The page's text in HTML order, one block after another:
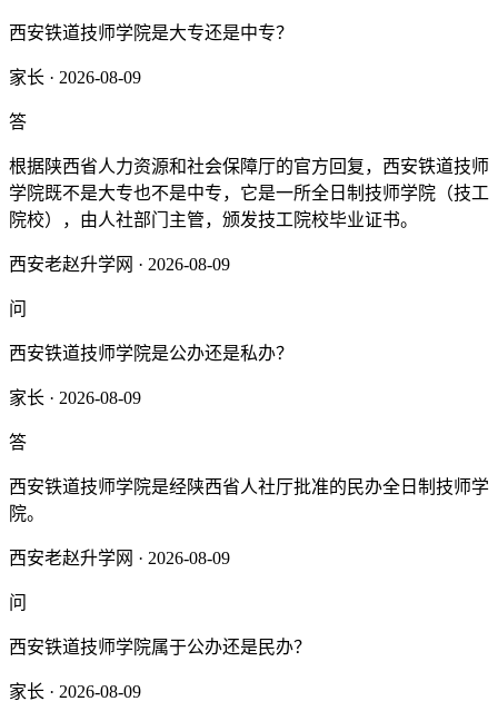
西安铁道技师学院是大专还是中专？
家长 · 2026-08-09
答
根据陕西省人力资源和社会保障厅的官方回复，‌西安铁道技师
学院既不是大专也不是中专，它是一所全日制技师学院（技工
院校）‌，由人社部门主管，颁发技工院校毕业证书。‌‌
西安老赵升学网 · 2026-08-09
问
西安铁道技师学院是公办还是私办？
家长 · 2026-08-09
答
西安铁道技师学院是经陕西省人社厅批准的民办全日制技师学
院。
西安老赵升学网 · 2026-08-09
问
西安铁道技师学院属于公办还是民办？
家长 · 2026-08-09